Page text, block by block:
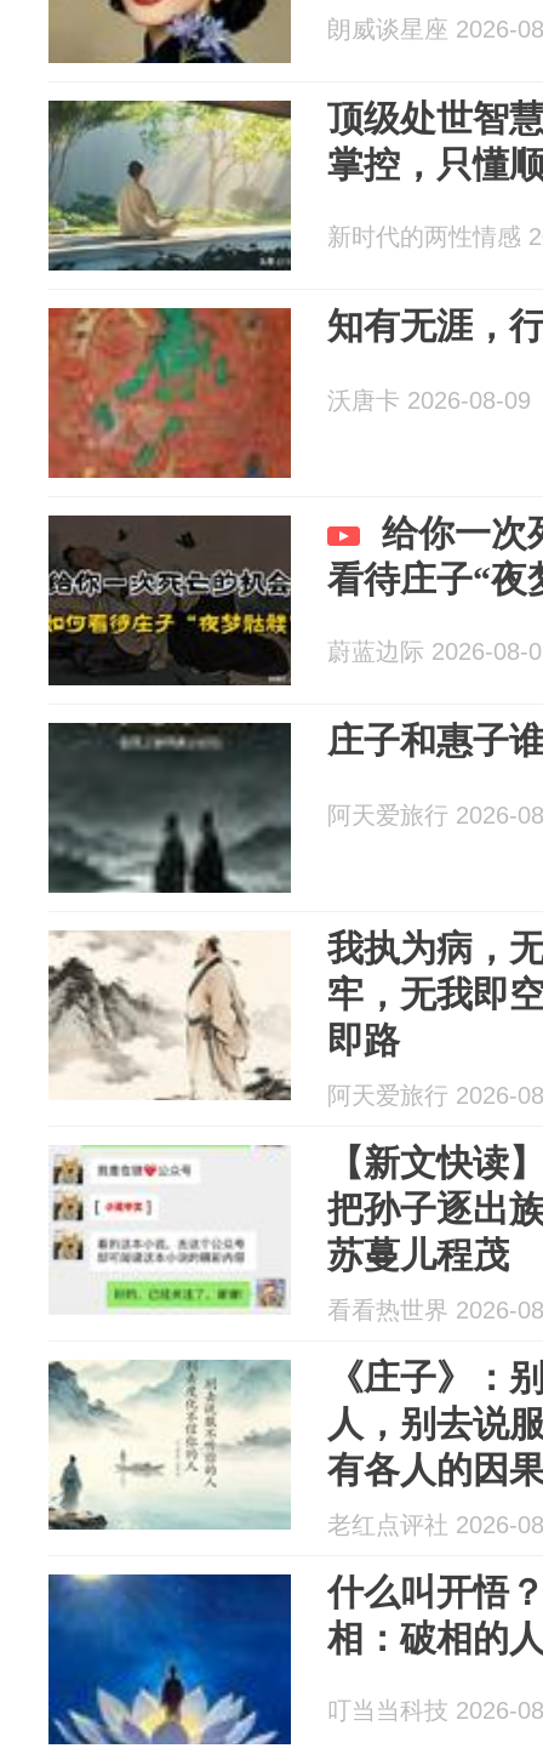
朗威谈星座 2026-
顶级处世智
掌控，只懂
新时代的两性情感
知有无涯，
沃唐卡 2026-08-09
给你一次
看待庄子“夜
蔚蓝边际 2026-08-
庄子和惠子
阿天爱旅行 2026-
我执为病，
牢，无我即
即路
阿天爱旅行 2026-
【新文快读
把孙子逐出
苏蔓儿程茂
看看热世界 2026-
《庄子》：
人，别去说
有各人的因
命
老红点评社 2026-
什么叫开悟
相：破相的
叮当当科技 2026-